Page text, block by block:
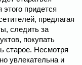
придется
предлагая
следить за
покупать
старое. Несмотря
увлекательна и